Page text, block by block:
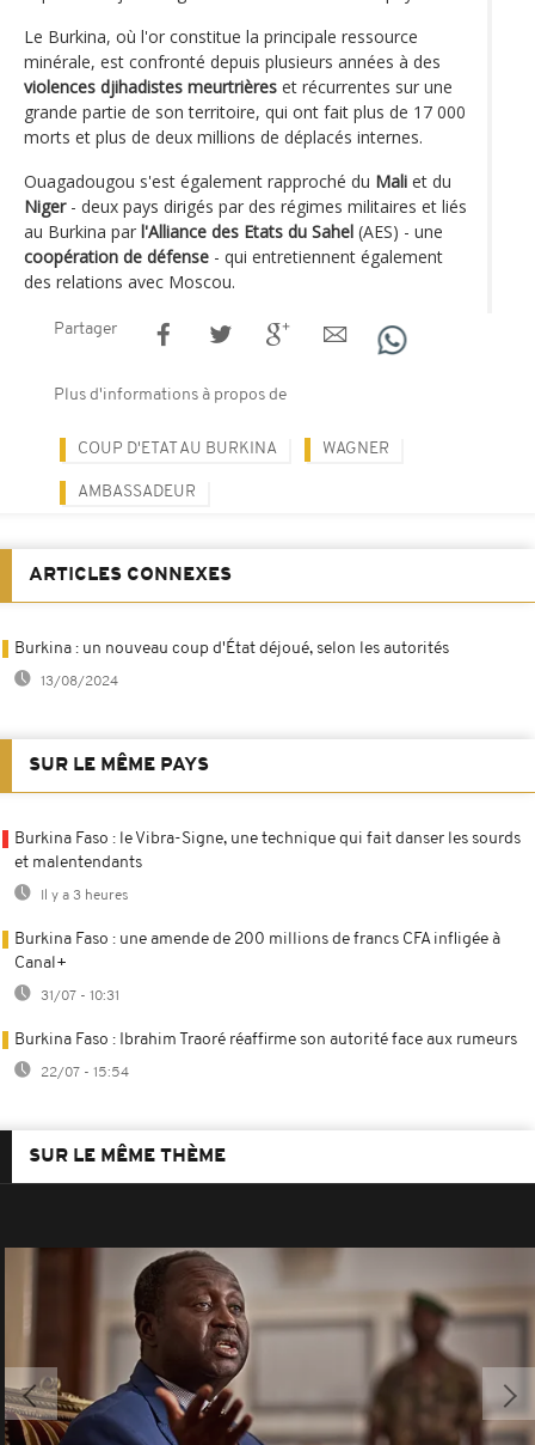
Le Burkina, où l'or constitue la principale ressource
minérale, est confronté depuis plusieurs années à des
violences djihadistes meurtrières et récurrentes sur une
grande partie de son territoire, qui ont fait plus de 17 000
morts et plus de deux millions de déplacés internes.
Ouagadougou s'est également rapproché du Mali et du
Niger- deux pays dirigés par des régimes militaires et liés
au Burkina par l'Alliance des Etats du Sahel (AES) - une
coopération de défense - qui entretiennent également
des relations avec Moscou.
Partager
Plus d'informations à propos de
COUP D'ETAT AU BURKINA WAGNER
AMBASSADEUR
ARTICLES CONNEXES
Burkina : un nouveau coup d'État déjoué, selon les autorités
13/08/2024
SUR LE MÊME PAYS
Burkina Faso : le Vibra-Signe, une technique qui fait danser les sourds
et malentendants
Il y a 3 heures
Burkina Faso : une amende de 200 millions de francs CFA infligée à
Canal+
31/07 - 10:31
Burkina Faso : Ibrahim Traoré réaffirme son autorité face aux rumeurs
22/07 - 15:54
SUR LE MÊME THÈME